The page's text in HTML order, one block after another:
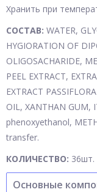
Хранить при
СОСТАВ: WATER,
HYGIORATION OF
OLIGOSACHARIDE,
PEEL EXTRACT,
EXTRACT
OIL, XANTHAN GUM,
phenoxyethanol,
transfer.
КОЛИЧЕСТВО: 36шт.
Основные